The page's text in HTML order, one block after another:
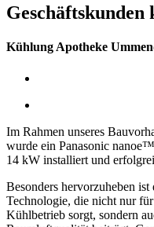
Kühlung Apotheke
Im Rahmen unseres
wurde ein Panasonic
14 kW installiert und
Besonders hervorzuheben
Technologie, die nicht nur
Kühlbetrieb sorgt, sondern